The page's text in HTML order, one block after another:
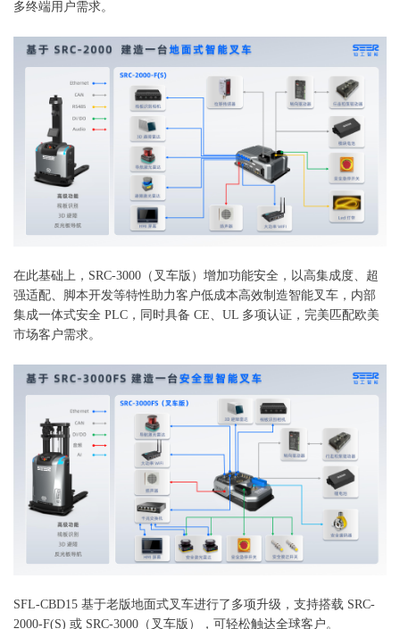
多终端用户需求。
在此基础上，SRC-3000（叉车版）增加功能安全，以高集成度、超
强适配、脚本开发等特性助力客户低成本高效制造智能叉车，内部
集成一体式安全 PLC，同时具备 CE、UL 多项认证，完美匹配欧美
市场客户需求。
SFL-CBD15 基于老版地面式叉车进行了多项升级，支持搭载 SRC-
2000-F(S) 或 SRC-3000（叉车版），可轻松触达全球客户。